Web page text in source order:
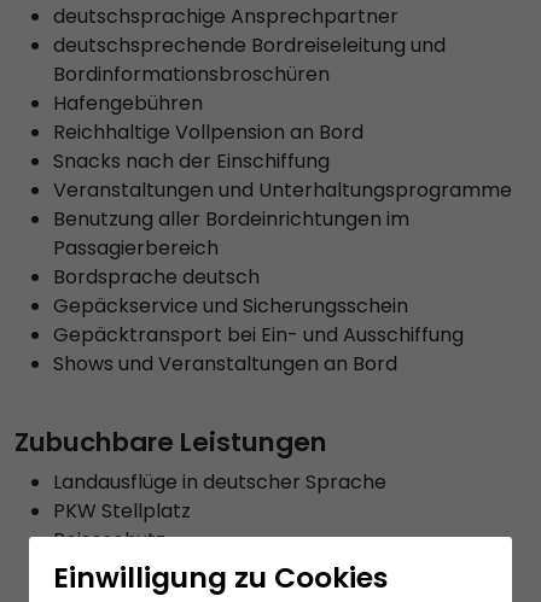
deutschsprachige Ansprechpartner
deutschsprechende Bordreiseleitung und
Bordinformationsbroschüren
Hafengebühren
Reichhaltige Vollpension an Bord
Snacks nach der Einschiffung
Veranstaltungen und Unterhaltungsprogramme
Benutzung aller Bordeinrichtungen im
Passagierbereich
Bordsprache deutsch
Gepäckservice und Sicherungsschein
Gepäcktransport bei Ein- und Ausschiffung
Shows und Veranstaltungen an Bord
Zubuchbare Leistungen
Landausflüge in deutscher Sprache
PKW Stellplatz
Reiseschutz
An- und Abreise per Bahn
Einwilligung zu Cookies